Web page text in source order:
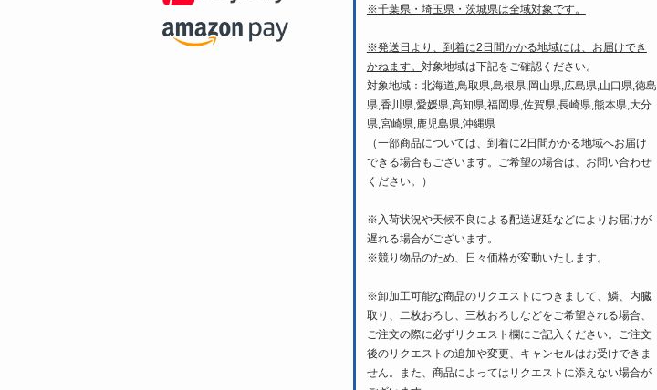
※千葉県・埼玉県・茨城県は全域対象です。
※発送日より、到着に2日間かかる地域には、お届けでき
かねます。 対象地域は下記をご確認ください。
対象地域：北海道,鳥取県,島根県,岡山県,広島県,山口県,徳島
県,香川県,愛媛県,高知県,福岡県,佐賀県,長崎県,熊本県,大分
県,宮崎県,鹿児島県,沖縄県
（一部商品については、到着に2日間かかる地域へお届け
できる場合もございます。ご希望の場合は、お問い合わせ
ください。）
※入荷状況や天候不良による配送遅延などによりお届けが
遅れる場合がございます。
※競り物品のため、日々価格が変動いたします。
※卸加工可能な商品のリクエストにつきまして、鱗、内臓
取り、二枚おろし、三枚おろしなどをご希望される場合、
ご注文の際に必ずリクエスト欄にご記入ください。ご注文
後のリクエストの追加や変更、キャンセルはお受けできま
せん。また、商品によってはリクエストに添えない場合が